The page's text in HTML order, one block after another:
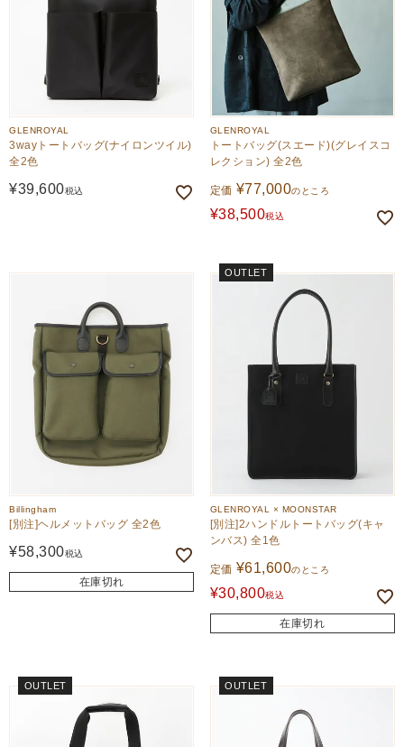
GLENROYAL
3wayトートバッグ(ナイロンツイル)
全2色
¥39,600税込
GLENROYAL
トートバッグ(スエード)(グレイスコ
レクション) 全2色
定価 ¥77,000のところ
¥38,500税込
Billingham
[別注]ヘルメットバッグ 全2色
¥58,300税込
在庫切れ
OUTLET
GLENROYAL × MOONSTAR
[別注]2ハンドルトートバッグ(キャ
ンバス) 全1色
定価 ¥61,600のところ
¥30,800税込
在庫切れ
OUTLET OUTLET